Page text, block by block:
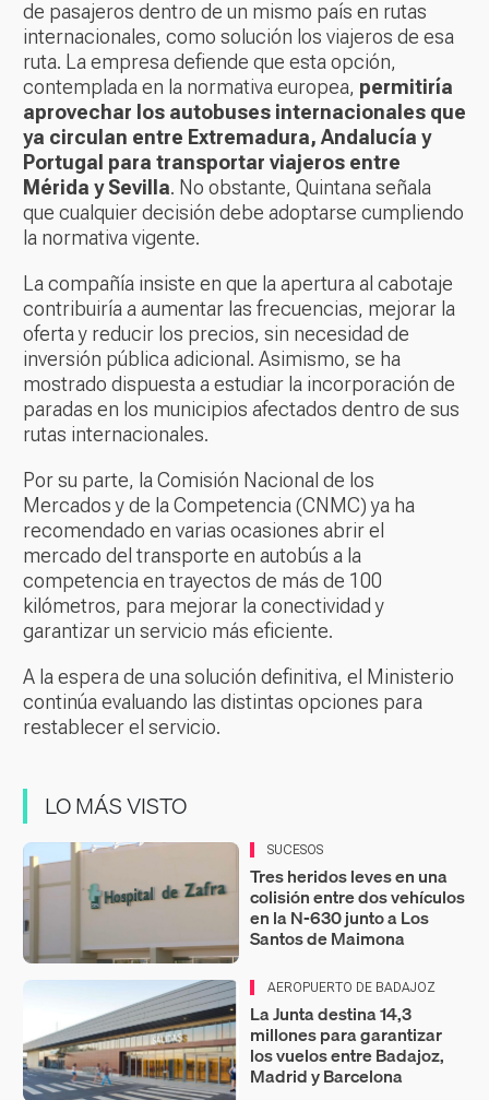
de pasajeros dentro de un mismo país en rutas
internacionales, como solución los viajeros de esa
ruta. La empresa defiende que esta opción,
contemplada en la normativa europea, permitiría
aprovechar los autobuses internacionales que
ya circulan entre Extremadura, Andalucía y
Portugal para transportar viajeros entre
Mérida y Sevilla. No obstante, Quintana señala
que cualquier decisión debe adoptar­se cumpliendo
la normativa vigente.
La compañía insiste en que la apertura al cabotaje
contribuiría a aumentar las frecuencias, mejorar la
oferta y reducir los precios, sin necesidad de
inversión pública adicional. Asimismo, se ha
mostrado dispuesta a estudiar la incorporación de
paradas en los municipios afectados dentro de sus
rutas internacionales.
Por su parte, la Comisión Nacional de los
Mercados y de la Competencia (CNMC) ya ha
recomendado en varias ocasiones abrir el
mercado del transporte en autobús a la
competencia en trayectos de más de 100
kilómetros, para mejorar la conectividad y
garantizar un servicio más eficiente.
A la espera de una solución definitiva, el Ministerio
continúa evaluando las distintas opciones para
restablecer el servicio.
LO MÁS VISTO
SUCESOS
Tres heridos leves en una
colisión entre dos vehículos
en la N-630 junto a Los
Santos de Maimona
AEROPUERTO DE BADAJOZ
La Junta destina 14,3
millones para garantizar
los vuelos entre Badajoz,
Madrid y Barcelona